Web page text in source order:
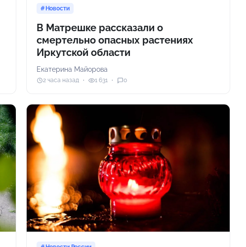
Новости
В Матрешке рассказали о
смертельно опасных растениях
Иркутской области
Екатерина Майорова
2 часа назад 1 631 0